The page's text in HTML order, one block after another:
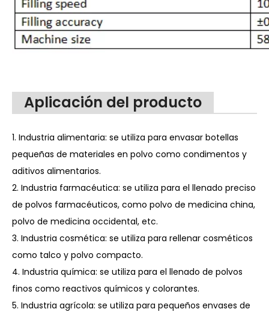
Aplicación del producto
1. Industria alimentaria: se utiliza para envasar botellas
pequeñas de materiales en polvo como condimentos y
aditivos alimentarios.
2. Industria farmacéutica: se utiliza para el llenado preciso
de polvos farmacéuticos, como polvo de medicina china,
polvo de medicina occidental, etc.
3. Industria cosmética: se utiliza para rellenar cosméticos
como talco y polvo compacto.
4. Industria química: se utiliza para el llenado de polvos
finos como reactivos químicos y colorantes.
5. Industria agrícola: se utiliza para pequeños envases de